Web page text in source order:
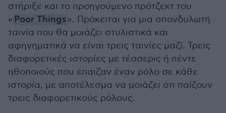
στήριξε και το προηγούμενο πρότζεκτ του
« Poor Things». Πρόκειται για μια σπονδυλωτή
ταινία που θα μοιάζει στυλιστικά και
αφηγηματικά να είναι τρεις ταινίες μαζί. Τρεις
διαφορετικές ιστορίες με τέσσερις ή πέντε
ηθοποιούς που έπαιζαν έναν ρόλο σε κάθε
ιστορία, με αποτέλεσμα να μοιάζει ότι παίζουν
τρεις διαφορετικούς ρόλους.